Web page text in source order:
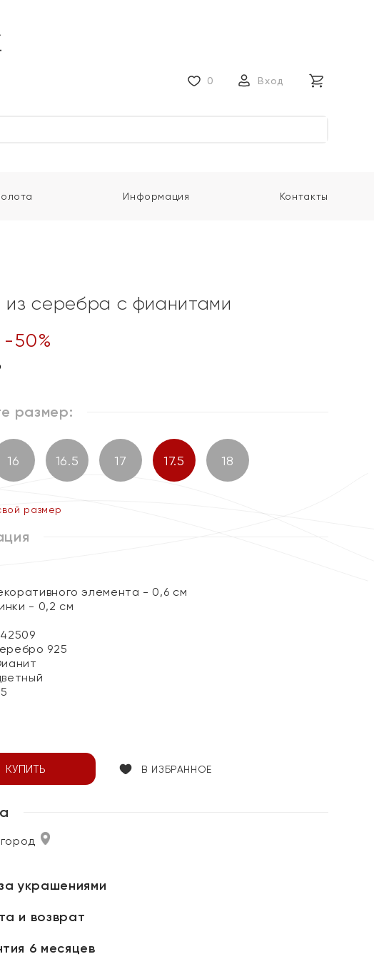
0 Вход
Информация Контакты
из серебра с фианитами
-50%
размер:
16 16.5 17 17.5 18
размер
элемента - 0,6 см
- 0,2 см
925
КУПИТЬ В ИЗБРАННОЕ
украшениями
и возврат
6 месяцев